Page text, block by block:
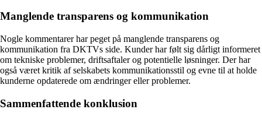
Manglende transparens og kommunikation
Nogle kommentarer har peget på manglende transparens og
kommunikation fra DKTVs side. Kunder har følt sig dårligt informeret
om tekniske problemer, driftsaftaler og potentielle løsninger. Der har
også været kritik af selskabets kommunikationsstil og evne til at holde
kunderne opdaterede om ændringer eller problemer.
Sammenfattende konklusion